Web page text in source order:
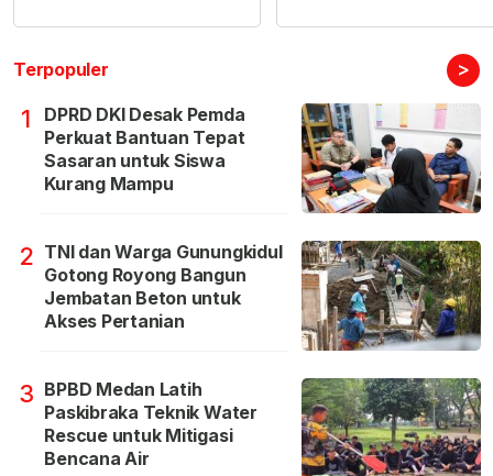
Terpopuler >
1
DPRD DKI Desak Pemda
Perkuat Bantuan Tepat
Sasaran untuk Siswa
Kurang Mampu
2 TNI dan Warga Gunungkidul
Gotong Royong Bangun
Jembatan Beton untuk
Akses Pertanian
3 BPBD Medan Latih
Paskibraka Teknik Water
Rescue untuk Mitigasi
Bencana Air